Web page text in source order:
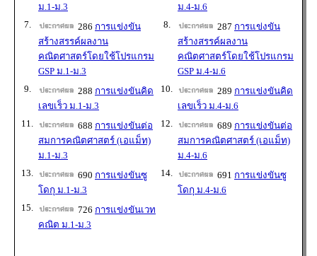
ม.1-ม.3
ม.4-ม.6
7.
286 การแข่งขัน
สร้างสรรค์ผลงาน
คณิตศาสตร์โดยใช้โปรแกรม
GSP ม.1-ม.3
8. 287 การแข่งขัน
สร้างสรรค์ผลงาน
คณิตศาสตร์โดยใช้โปรแกรม
GSP ม.4-ม.6
9.
288 การแข่งขันคิด
เลขเร็ว ม.1-ม.3
10. 289 การแข่งขันคิด
เลขเร็ว ม.4-ม.6
11.
688 การแข่งขันต่อ
สมการคณิตศาสตร์ (เอแม็ท)
ม.1-ม.3
12. 689 การแข่งขันต่อ
สมการคณิตศาสตร์ (เอแม็ท)
ม.4-ม.6
13.
690 การแข่งขันซู
โดกุ ม.1-ม.3
14. 691 การแข่งขันซู
โดกุ ม.4-ม.6
15.
726 การแข่งขันเวท
คณิต ม.1-ม.3